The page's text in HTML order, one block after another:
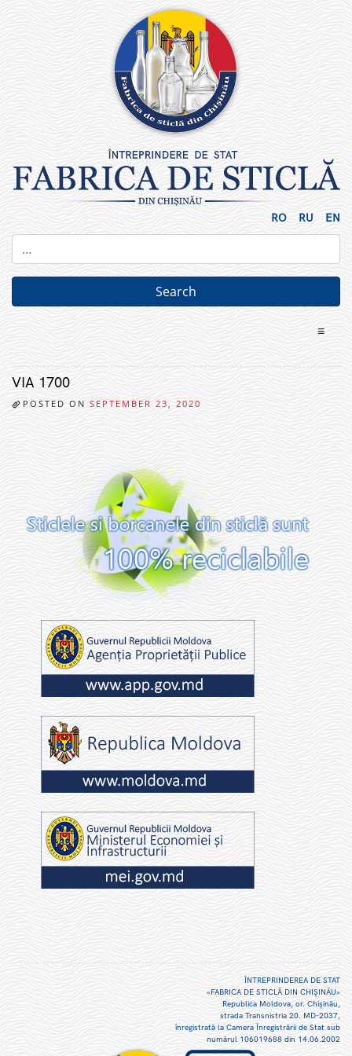
RO RU EN
≡
VIA 1700
POSTED ON SEPTEMBER 23, 2020
ÎNTREPRINDEREA DE STAT
«FABRICA DE STICLĂ DIN CHIŞINĂU»
Republica Moldova, or. Chişinău,
strada Transnistria 20. MD-2037,
înregistrată la Camera Înregistrării de Stat sub
numărul 106019688 din 14.06.2002